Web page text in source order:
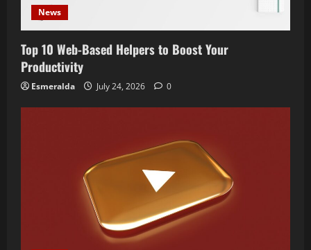
News
Top 10 Web-Based Helpers to Boost Your
Productivity
Esmeralda July 24, 2026 0